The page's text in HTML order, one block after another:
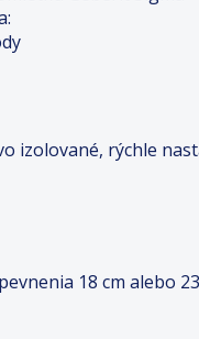
izolované, rýchle
18 cm alebo